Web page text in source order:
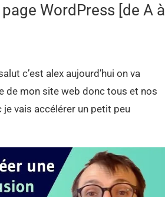
WordPress [de A à
c’est alex aujourd’hui on va
de mon site web donc tous et nos
vais accélérer un petit peu